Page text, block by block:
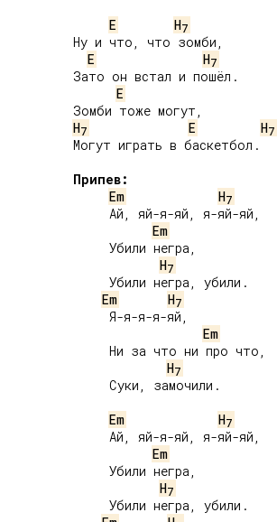
E
H7
Ну и что, что зомби,
E
H7
Зато он встал и пошёл.
E
H7 E H7
Могут играть в баскетбол.
Припев:
Em
H7
     Ай, яй-я-яй, я-яй-яй,
Em
     Убили негра,
H7
     Убили негра, убили.
Em
H7
     Я-я-я-я-яй,
Em
     Ни за что ни про что,
H7
     Суки, замочили.
Em
H7
     Ай, яй-я-яй, я-яй-яй,
Em
     Убили негра,
H7
     Убили негра, убили.